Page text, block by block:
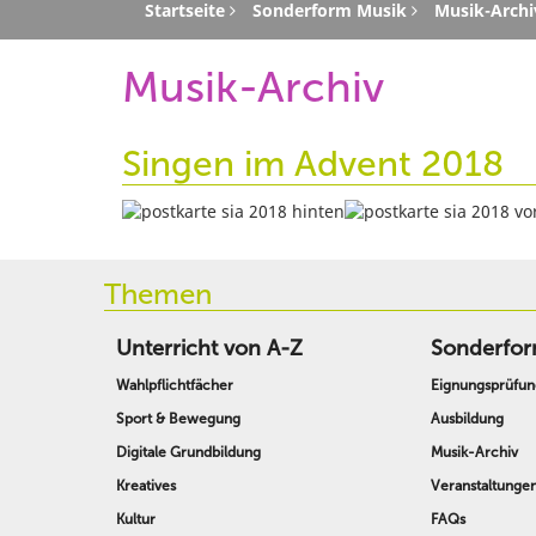
Startseite Sonderform Musik Musik-
Musik-Archiv
Singen im Advent 2018
Themen
Unterricht von A-Z
Wahlpflichtfächer
Sport & Bewegung
Digitale Grundbildung
Kreatives
Kultur
Ausbildung
Musik-Archiv
FAQs